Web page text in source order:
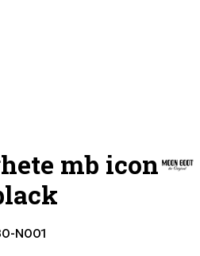
mb icon
N001